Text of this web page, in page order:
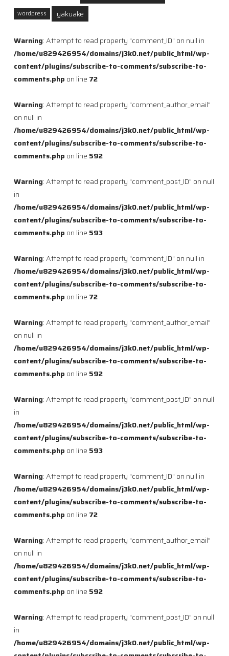
wordpress yakuake
Warning: Attempt to read property "comment_ID" on null in
/home/u829426954/domains/j3k0.net/public_html/wp-
content/plugins/subscribe-to-comments/subscribe-to-
comments.php on line 72
Warning: Attempt to read property "comment_author_email"
on null in
/home/u829426954/domains/j3k0.net/public_html/wp-
content/plugins/subscribe-to-comments/subscribe-to-
comments.php on line 592
Warning: Attempt to read property "comment_post_ID" on null
in
/home/u829426954/domains/j3k0.net/public_html/wp-
content/plugins/subscribe-to-comments/subscribe-to-
comments.php on line 593
Warning: Attempt to read property "comment_ID" on null in
/home/u829426954/domains/j3k0.net/public_html/wp-
content/plugins/subscribe-to-comments/subscribe-to-
comments.php on line 72
Warning: Attempt to read property "comment_author_email"
on null in
/home/u829426954/domains/j3k0.net/public_html/wp-
content/plugins/subscribe-to-comments/subscribe-to-
comments.php on line 592
Warning: Attempt to read property "comment_post_ID" on null
in
/home/u829426954/domains/j3k0.net/public_html/wp-
content/plugins/subscribe-to-comments/subscribe-to-
comments.php on line 593
Warning: Attempt to read property "comment_ID" on null in
/home/u829426954/domains/j3k0.net/public_html/wp-
content/plugins/subscribe-to-comments/subscribe-to-
comments.php on line 72
Warning: Attempt to read property "comment_author_email"
on null in
/home/u829426954/domains/j3k0.net/public_html/wp-
content/plugins/subscribe-to-comments/subscribe-to-
comments.php on line 592
Warning: Attempt to read property "comment_post_ID" on null
in
/home/u829426954/domains/j3k0.net/public_html/wp-